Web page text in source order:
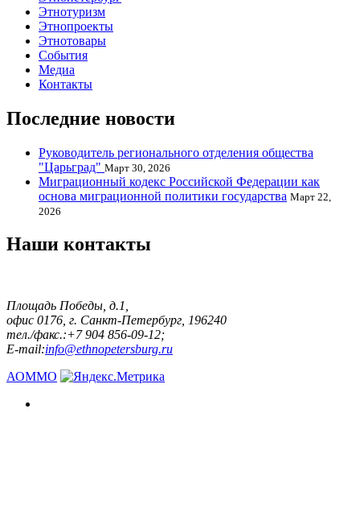
Этнотуризм
Этнопроекты
Этнотовары
События
Медиа
Контакты
Последние новости
Руководитель регионального отделения общества
"Царьград" Март 30, 2026
Миграционный кодекс Российской Федерации как
основа миграционной политики государства Март 22,
2026
Наши контакты
Площадь Победы, д.1,
офис 0176, г. Санкт-Петербург, 196240
тел./факс.:+7 904 856-09-12;
E-mail:info@ethnopetersburg.ru
АОММО